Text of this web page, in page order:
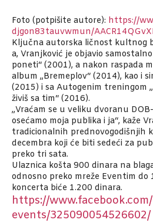
Foto (potpišite autore): https://
djgon83tauvwmun/
Ključna autorska ličnost kultnog
a, Vranjković je objavio
poneti“ (2001), a nakon raspada
album „Bremeplov“ (2014), kao i
(2015) i sa Autogenim treningom
živiš sa tim“ (2016).
„Vraćam se u veliku dvoranu
osećamo moja publika i ja“, kaže
tradicionalnih prednovogodišnjih
decembra koji će biti sedeći za
preko tri sata.
Ulaznica košta 900 dinara na
odnosno preko mreže Eventim do
koncerta biće 1.200 dinara.
https://www.facebook.com/
events/325090054526602/